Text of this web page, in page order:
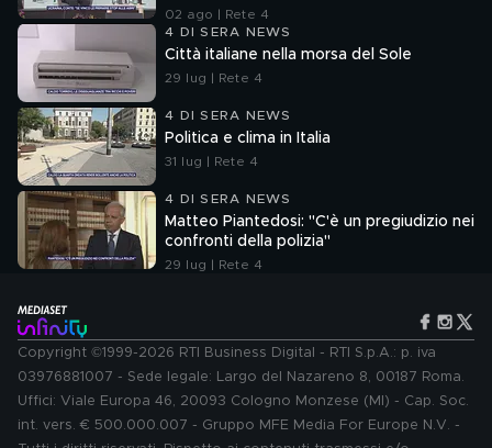
02 ago | Rete 4
4 DI SERA NEWS
Città italiane nella morsa del Sole
29 lug | Rete 4
4 DI SERA NEWS
Politica e clima in Italia
31 lug | Rete 4
4 DI SERA NEWS
Matteo Piantedosi: "C'è un pregiudizio nei
confronti della polizia"
29 lug | Rete 4
Copyright ©1999-2026 RTI Business Digital - RTI S.p.A.: p. iva
03976881007 - Sede legale: Largo del Nazareno 8, 00187 Roma.
Uffici: Viale Europa 46, 20093 Cologno Monzese (MI) - Cap. Soc.
int. vers. € 500.000.007 - Gruppo MFE Media For Europe N.V. -